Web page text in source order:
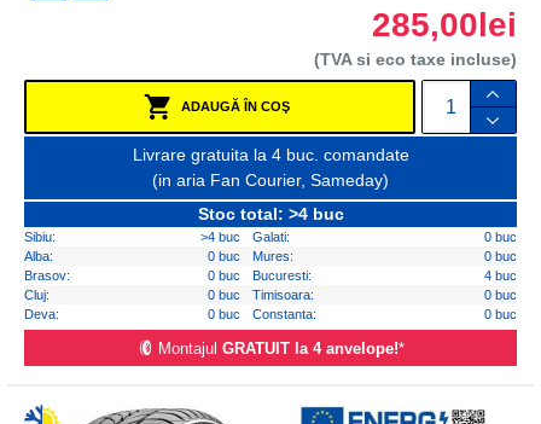
285,00lei
(TVA si eco taxe incluse)
ADAUGĂ ÎN COŞ
Livrare gratuita la 4 buc. comandate
(in aria Fan Courier, Sameday)
Stoc total: >4 buc
Sibiu: >4 buc Galati:
0 buc
Alba:
0 buc Mures:
0 buc
Brasov:
0 buc Bucuresti:
4 buc
Cluj:
0 buc Timisoara:
0 buc
Deva:
0 buc Constanta: 0 buc
Montajul GRATUIT la 4 anvelope!*